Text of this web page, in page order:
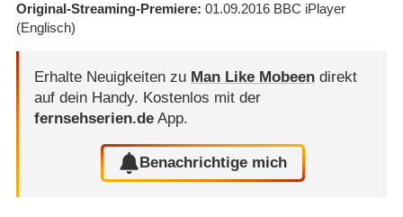
Original-Streaming-Premiere 01.09.2016 BBC iPlayer
(Englisch)
Erhalte Neuigkeiten zu Man Like Mobeendirekt
auf dein Handy. Kostenlos mit der
fernsehserien.deApp.
Benachrichtige mich